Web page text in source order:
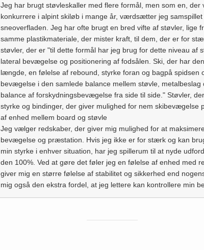
Jeg har brugt støvleskaller med flere formål, men som en, der
konkurrere i alpint skiløb i mange år, værdsætter jeg
sneoverfladen. Jeg har ofte brugt en bred vifte af støvler, lige
samme plastikmateriale, der mister kraft, til dem, der er for
støvler, der er "til dette formål har jeg brug for dette niveau af
lateral bevægelse og positionering af fodsålen. Ski, der har
længde, en følelse af rebound, styrke foran og bagpå spidsen
bevægelse i den samlede balance mellem støvle, metalbeslag
balance af forskydningsbevægelse fra side til side." Støvler,
styrke og bindinger, der giver mulighed for nem skibevægelse
af ​​enhed mellem board og støvle
Jeg vælger redskaber, der giver mig mulighed for at
bevægelse og præstation. Hvis jeg ikke er for stærk og kan
min styrke i enhver situation, har jeg spillerum til at nyde
den 100%. Ved at gøre det føler jeg en følelse af enhed med
giver mig en større følelse af stabilitet og sikkerhed end
mig også den ekstra fordel, at jeg lettere kan kontrollere min